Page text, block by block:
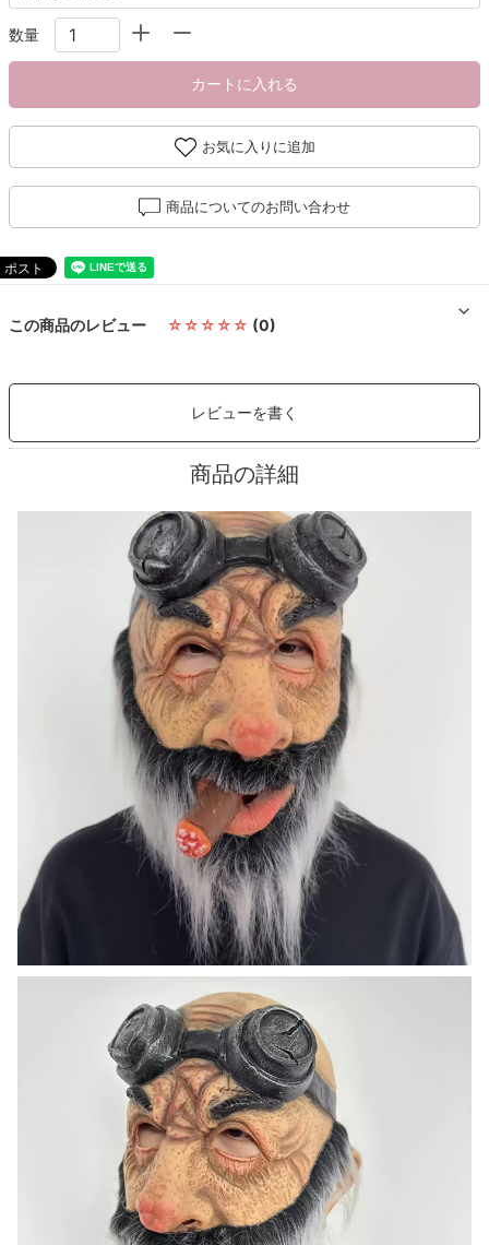
数量
カートに入れる
お気に入りに追加
商品についてのお問い合わせ
この商品のレビュー ☆☆☆☆☆ (0)
レビューを書く
商品の詳細